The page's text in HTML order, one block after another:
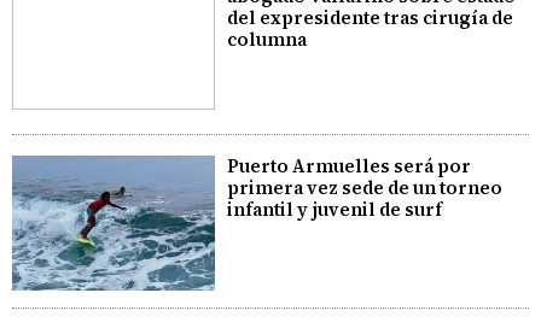
del expresidente tras cirugía de
columna
Puerto Armuelles será por
primera vez sede de un torneo
infantil y juvenil de surf